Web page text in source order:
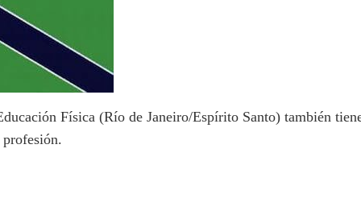
Física (Río de Janeiro/Espírito Santo) también